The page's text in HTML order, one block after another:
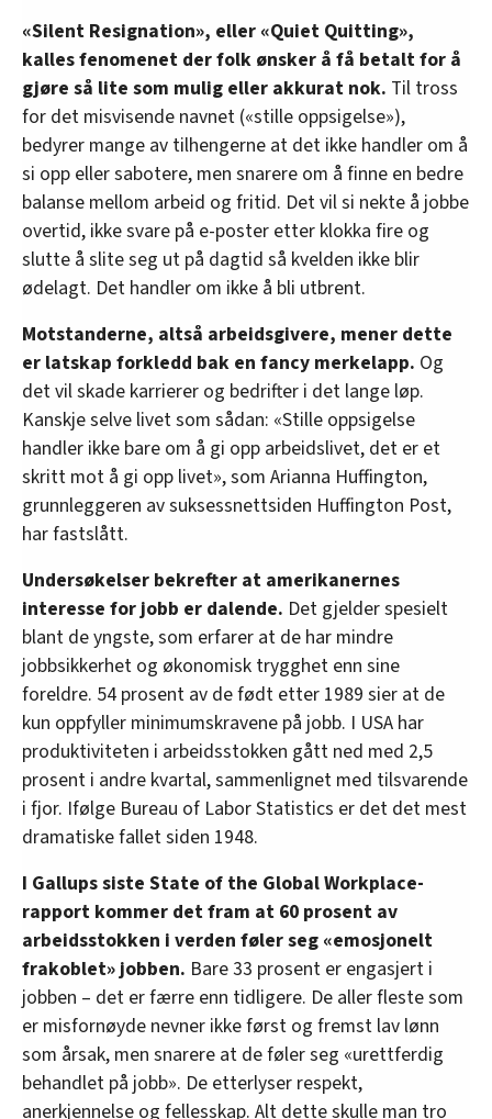
«Silent Resignation», eller «Quiet Quitting»,
kalles fenomenet der folk ønsker å få betalt for å
gjøre så lite som mulig eller akkurat nok. Til tross
for det misvisende navnet («stille oppsigelse»),
bedyrer mange av tilhengerne at det ikke handler om å
si opp eller sabotere, men snarere om å finne en bedre
balanse mellom arbeid og fritid. Det vil si nekte å jobbe
overtid, ikke svare på e-poster etter klokka fire og
slutte å slite seg ut på dagtid så kvelden ikke blir
ødelagt. Det handler om ikke å bli utbrent.
Motstanderne, altså arbeidsgivere, mener dette
er latskap forkledd bak en fancy merkelapp. Og
det vil skade karrierer og bedrifter i det lange løp.
Kanskje selve livet som sådan: «Stille oppsigelse
handler ikke bare om å gi opp arbeidslivet, det er et
skritt mot å gi opp livet», som Arianna Huffington,
grunnleggeren av suksessnettsiden Huffington Post,
har fastslått.
Undersøkelser bekrefter at amerikanernes
interesse for jobb er dalende. Det gjelder spesielt
blant de yngste, som erfarer at de har mindre
jobbsikkerhet og økonomisk trygghet enn sine
foreldre. 54 prosent av de født etter 1989 sier at de
kun oppfyller minimumskravene på jobb. I USA har
produktiviteten i arbeidsstokken gått ned med 2,5
prosent i andre kvartal, sammenlignet med tilsvarende
i fjor. Ifølge Bureau of Labor Statistics er det det mest
dramatiske fallet siden 1948.
I Gallups siste State of the Global Workplace-
rapport kommer det fram at 60 prosent av
arbeidsstokken i verden føler seg «emosjonelt
frakoblet» jobben. Bare 33 prosent er engasjert i
jobben – det er færre enn tidligere. De aller fleste som
er misfornøyde nevner ikke først og fremst lav lønn
som årsak, men snarere at de føler seg «urettferdig
behandlet på jobb». De etterlyser respekt,
anerkjennelse og fellesskap. Alt dette skulle man tro